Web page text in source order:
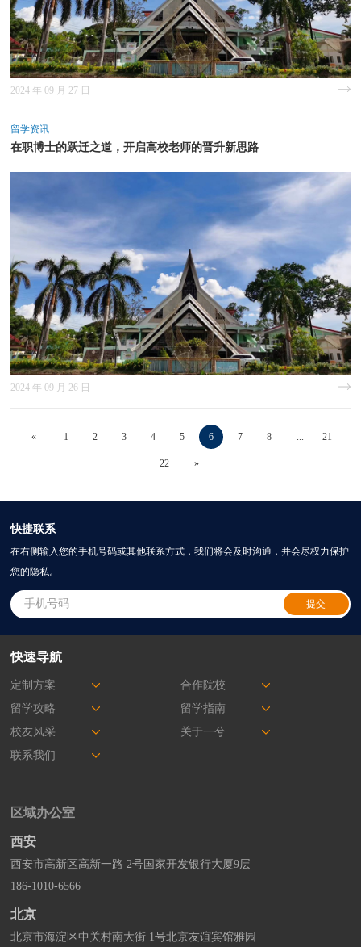
2024 年 09 月 27 日
留学资讯
在职博士的跃迁之道，开启高校老师的晋升新思路
2024 年 09 月 26 日
« 1 2 3 4 5 6 7 8 ... 21
22 »
快捷联系
在右侧输入您的手机号码或其他联系方式，我们将会及时沟通，并会尽权力保护
您的隐私。
快速导航
定制方案
合作院校
留学攻略
留学指南
校友风采
关于一兮
联系我们
区域办公室
西安
西安市高新区高新一路 2号国家开发银行大厦9层
186-1010-6566
北京
北京市海淀区中关村南大街 1号北京友谊宾馆雅园